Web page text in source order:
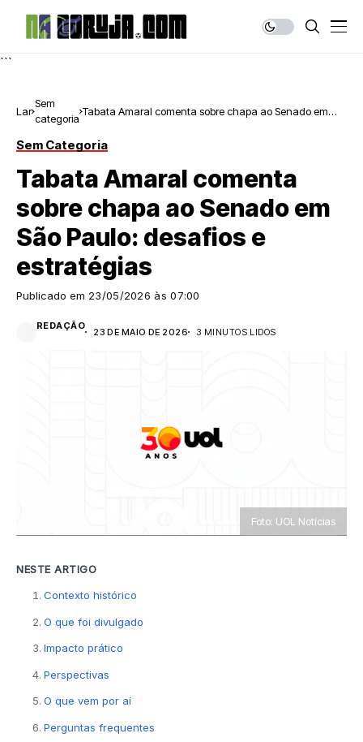
```
Lar
Sem
categoria
Tabata Amaral comenta sobre chapa ao Senado em
Sem Categoria
Tabata Amaral comenta
sobre chapa ao Senado em
São Paulo: desafios e
estratégias
Publicado em 23/05/2026 às 07:00
REDAÇÃO
23 DE MAIO DE 2026 3 MINUTOS LIDOS
Foto: UOL Notícias
NESTE ARTIGO
Contexto histórico
O que foi divulgado
Impacto prático
Perspectivas
O que vem por aí
Perguntas frequentes